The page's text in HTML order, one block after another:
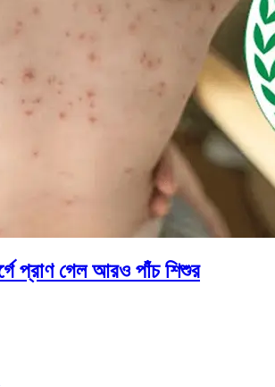
প্রাণ গেল আরও পাঁচ শিশুর